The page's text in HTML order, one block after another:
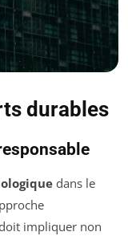
durables
dans le
impliquer non